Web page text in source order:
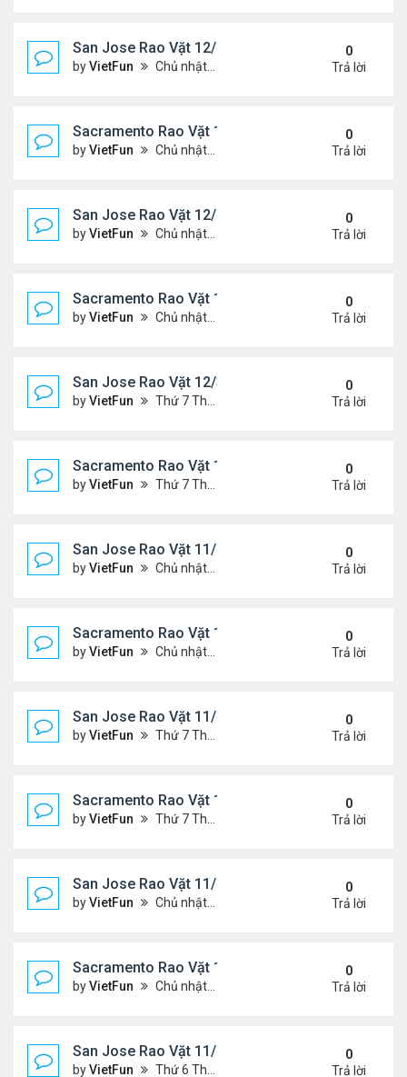
San Jose Rao Vặt 12/24/21- 12/31/21
byVietFun Chủ nhật Tháng 12 26, 2021 7:26 pm
0
Trả lời
Sacramento Rao Vặt 12/24/21- 12/31/21
byVietFun Chủ nhật Tháng 12 26, 2021 7:21 pm
0
Trả lời
San Jose Rao Vặt 12/10/21- 12/17/21
byVietFun Chủ nhật Tháng 12 12, 2021 12:58 pm
0
Trả lời
Sacramento Rao Vặt 12/10/21- 12/17/21
byVietFun Chủ nhật Tháng 12 12, 2021 12:54 pm
0
Trả lời
San Jose Rao Vặt 12/3/21- 12/10/21
byVietFun Thứ 7 Tháng 12 04, 2021 7:42 pm
0
Trả lời
Sacramento Rao Vặt 12/3/21- 12/10/21
byVietFun Thứ 7 Tháng 12 04, 2021 7:38 pm
0
Trả lời
San Jose Rao Vặt 11/26/21- 12/3/21
byVietFun Chủ nhật Tháng 11 28, 2021 8:26 pm
0
Trả lời
Sacramento Rao Vặt 11/26/21- 12/3/21
byVietFun Chủ nhật Tháng 11 28, 2021 8:22 pm
0
Trả lời
San Jose Rao Vặt 11/19/21 - 11/26/21
byVietFun Thứ 7 Tháng 11 20, 2021 10:30 am
0
Trả lời
Sacramento Rao Vặt 11/19/21 - 11/26/21
byVietFun Thứ 7 Tháng 11 20, 2021 10:22 am
0
Trả lời
San Jose Rao Vặt 11/12/21- 11/19/21
byVietFun Chủ nhật Tháng 11 14, 2021 8:16 pm
0
Trả lời
Sacramento Rao Vặt 11/12/21- 11/19/21
byVietFun Chủ nhật Tháng 11 14, 2021 8:13 pm
0
Trả lời
San Jose Rao Vặt 11/5/21 - 11/12/21
byVietFun Thứ 6 Tháng 11 05, 2021 11:39 am
0
Trả lời